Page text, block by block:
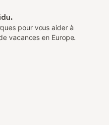
pour vous aider à
vacances en Europe.